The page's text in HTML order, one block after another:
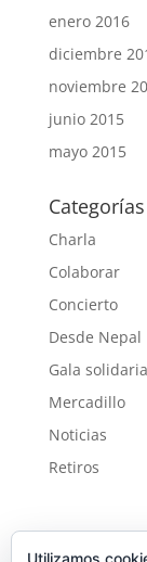
enero 2016
diciembre
noviembre
junio 2015
mayo 2015
Categorías
Charla
Colaborar
Concierto
Desde Nepal
Gala solidaria
Mercadillo
Noticias
Retiros
Utilizamos